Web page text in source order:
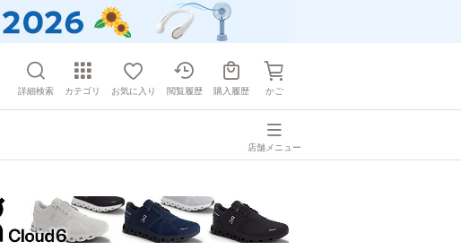
詳細検索 カテゴリ お気に入り 閲覧履歴 購入履歴 かご
店舗メニュー